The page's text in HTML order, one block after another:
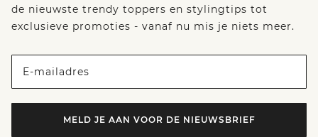
de nieuwste trendy toppers en stylingtips tot
exclusieve promoties - vanaf nu mis je niets meer.
E-mailadres
MELD JE AAN VOOR DE NIEUWSBRIEF